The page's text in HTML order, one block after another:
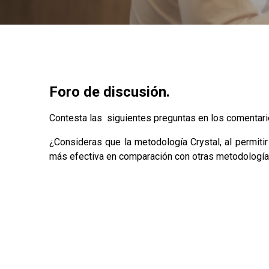
Foro de discusión.
Contesta las siguientes preguntas en los
¿Consideras que la metodología Crystal, al
más efectiva en comparación con otras